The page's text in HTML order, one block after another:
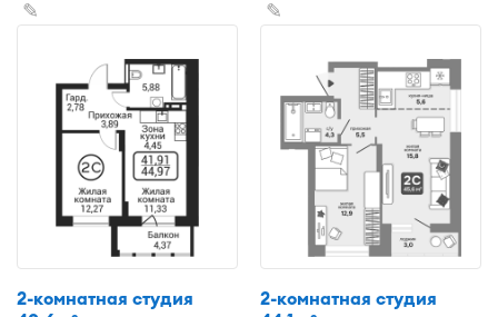
✎
2-комнатная студия
✎
2-комнатная студия